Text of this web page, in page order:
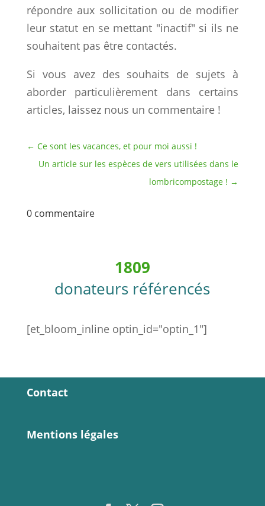
répondre aux sollicitation ou de modifier
leur statut en se mettant "inactif" si ils ne
souhaitent pas être contactés.
Si vous avez des souhaits de sujets à
aborder particulièrement dans certains
articles, laissez nous un commentaire !
← Ce sont les vacances, et pour moi aussi !
Un article sur les espèces de vers utilisées dans le
lombricompostage ! →
0 commentaire
1809
donateurs référencés
[et_bloom_inline optin_id="optin_1"]
Contact
Mentions légales